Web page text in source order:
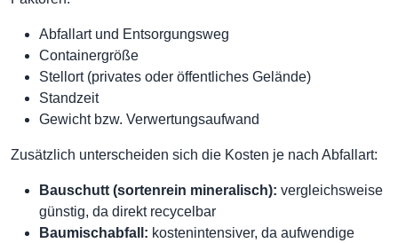
Abfallart und Entsorgungsweg
Containergröße
Stellort (privates oder öffentliches Gelände)
Standzeit
Gewicht bzw. Verwertungsaufwand
Zusätzlich unterscheiden sich die Kosten je nach Abfallart:
Bauschutt (sortenrein mineralisch): vergleichsweise
günstig, da direkt recycelbar
Baumischabfall: kostenintensiver, da aufwendige